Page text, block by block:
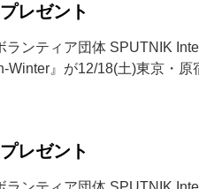
レゼント
ンティア団体 SPUTNIK
Winter』が12/18(土)東京・原
レゼント